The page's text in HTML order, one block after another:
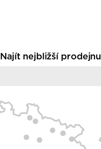
Najít nejbližší prodejnu